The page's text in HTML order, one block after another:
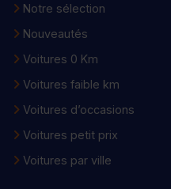
Notre sélection
Nouveautés
Voitures 0 Km
Voitures faible km
Voitures d’occasions
Voitures petit prix
Voitures par ville